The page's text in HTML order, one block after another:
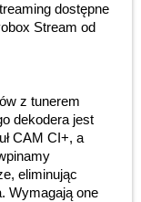
dostępne
Stream od
z tunerem
dekodera jest
CAM CI+, a
eliminując
Wymagają one